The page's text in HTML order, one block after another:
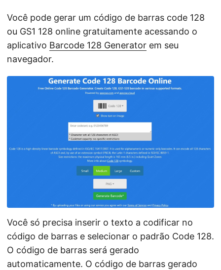
Você pode gerar um código de barras code 128
ou GS1 128 online gratuitamente acessando o
aplicativo Barcode 128 Generator em seu
navegador.
Você só precisa inserir o texto a codificar no
código de barras e selecionar o padrão Code 128.
O código de barras será gerado
automaticamente. O código de barras gerado